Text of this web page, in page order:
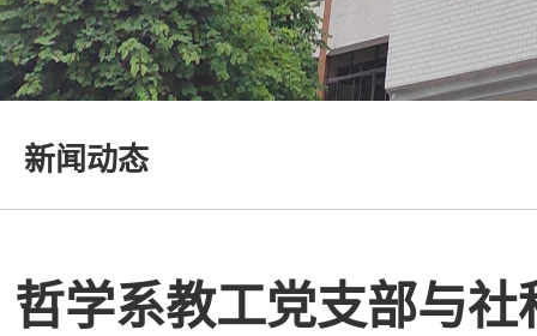
新闻动态
哲学系教工党支部与